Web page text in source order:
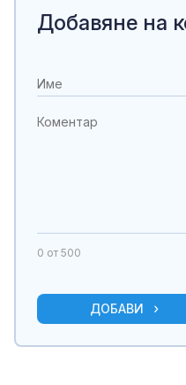
Добавяне на
0 от 500
ДОБАВИ